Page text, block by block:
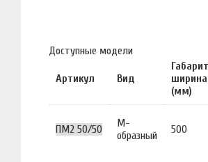
Доступные модели
Артикул Вид
ширина
(мм)
ПМ2 50/50
М-
образный
500